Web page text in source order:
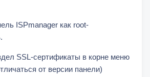
ISPmanager как root-
SSL-сертификаты в корне меню
от версии панели)